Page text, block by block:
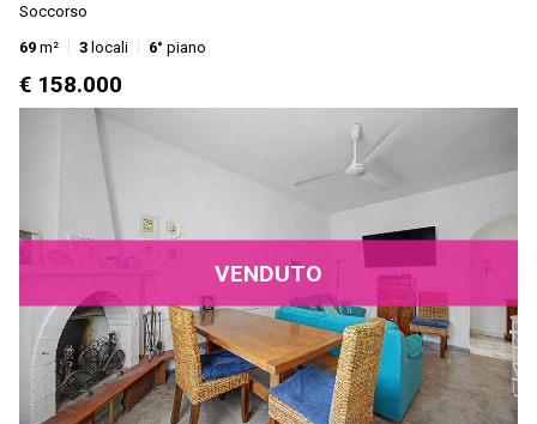
Soccorso
69 m² 3 locali 6° piano
€ 158.000
VENDUTO